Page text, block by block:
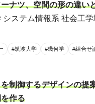
ナツ、空間の形の違い
システム情報系 社会工
#筑波大学 #幾何学 #組合せ
制御するデザインの提
作る